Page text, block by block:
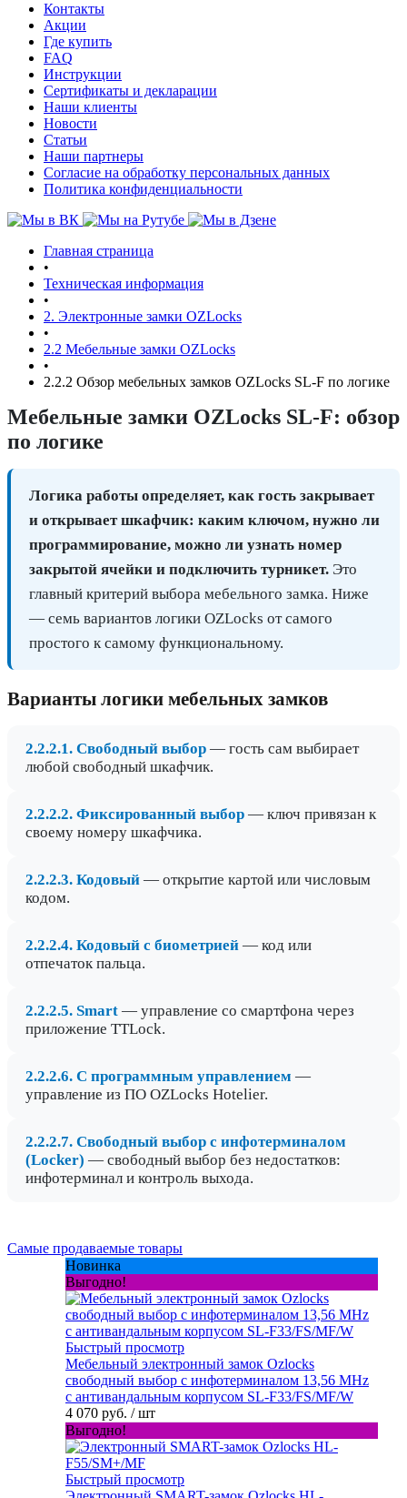
Контакты
Акции
Где купить
FAQ
Инструкции
Сертификаты и декларации
Наши клиенты
Новости
Статьи
Наши партнеры
Согласие на обработку персональных данных
Политика конфиденциальности
Главная страница
•
Техническая информация
•
2. Электронные замки OZLocks
•
2.2 Мебельные замки OZLocks
•
2.2.2 Обзор мебельных замков OZLocks SL-F по логике
Мебельные замки OZLocks SL-F: обзор
по логике
Логика работы определяет, как гость закрывает
и открывает шкафчик: каким ключом, нужно ли
программирование, можно ли узнать номер
закрытой ячейки и подключить турникет. Это
главный критерий выбора мебельного замка. Ниже
— семь вариантов логики OZLocks от самого
простого к самому функциональному.
Варианты логики мебельных замков
2.2.2.1. Свободный выбор — гость сам выбирает
любой свободный шкафчик.
2.2.2.2. Фиксированный выбор — ключ привязан к
своему номеру шкафчика.
2.2.2.3. Кодовый — открытие картой или числовым
кодом.
2.2.2.4. Кодовый с биометрией — код или
отпечаток пальца.
2.2.2.5. Smart — управление со смартфона через
приложение TTLock.
2.2.2.6. С программным управлением —
управление из ПО OZLocks Hotelier.
2.2.2.7. Свободный выбор с инфотерминалом
(Locker) — свободный выбор без недостатков:
инфотерминал и контроль выхода.
Самые продаваемые товары
Новинка
Выгодно!
Быстрый просмотр
Мебельный электронный замок Ozlocks
свободный выбор с инфотерминалом 13,56 MHz
с антивандальным корпусом SL-F33/FS/MF/W
4 070 руб. / шт
Выгодно!
Быстрый просмотр